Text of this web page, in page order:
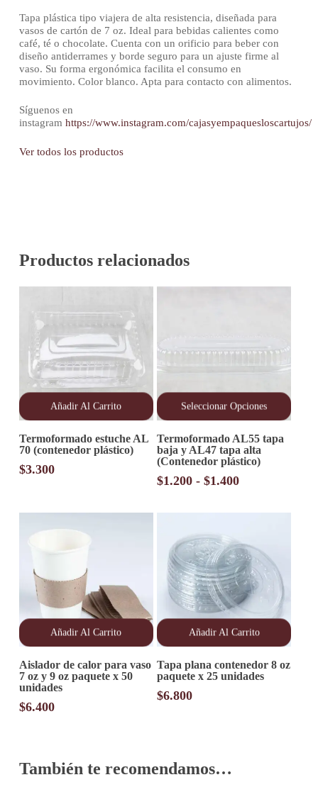
Tapa plástica tipo viajera de alta resistencia, diseñada para
vasos de cartón de 7 oz. Ideal para bebidas calientes como
café, té o chocolate. Cuenta con un orificio para beber con
diseño antiderrames y borde seguro para un ajuste firme al
vaso. Su forma ergonómica facilita el consumo en
movimiento. Color blanco. Apta para contacto con alimentos.
Síguenos en
instagram https://www.instagram.com/cajasyempaquesloscartujos/
Ver todos los productos
Productos relacionados
Añadir Al Carrito
Termoformado estuche AL
70 (contenedor plástico)
$3.300
Seleccionar Opciones
producto
tiene
múltiples
variantes.
se
elegir
página
producto
Termoformado AL55 tapa
baja y AL47 tapa alta
(Contenedor plástico)
$1.200 - $1.400Rango
precios:
$1.200
hasta
$1.400
Añadir Al Carrito
Aislador de calor para vaso
7 oz y 9 oz paquete x 50
unidades
$6.400
Añadir Al Carrito
Tapa plana contenedor 8 oz
paquete x 25 unidades
$6.800
También te recomendamos…